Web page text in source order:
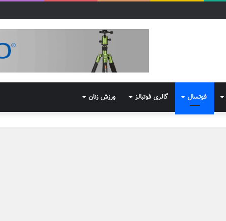
فوتسال گالری فوتبالز ورزش زنان